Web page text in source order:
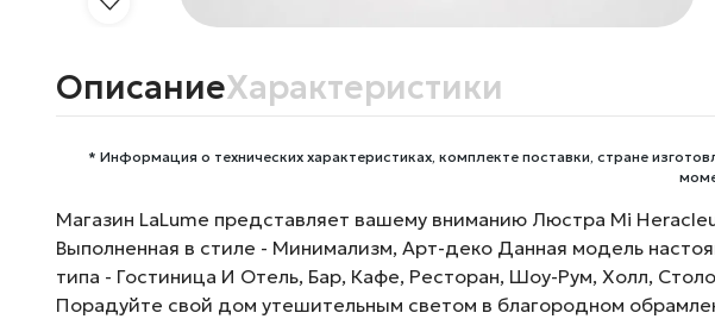
ОписаниеХарактеристики
* Информация о технических характеристиках, комплекте поставки, стране
Магазин LaLume представляет вашему вниманию Люстра Mi
Выполненная в стиле - Минимализм, Арт-деко Данная модель
типа - Гостиница И Отель, Бар, Кафе, Ресторан, Шоу-Рум, Холл,
Порадуйте свой дом утешительным светом в благородном